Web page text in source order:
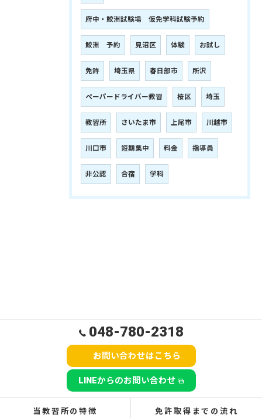
府中・鮫洲試験場 仮免学科試験予約
鮫洲 予約 見沼区 体験 お試し
免許 埼玉県 春日部市 所沢
ペーパードライバー教習 桜区 埼玉
教習所 さいたま市 上尾市 川越市
川口市 短期集中 料金 指導員
非公認 合宿 学科
048-780-2318
お問い合わせはこちら
LINEからのお問い合わせ
当教習所の特徴 免許取得までの流れ